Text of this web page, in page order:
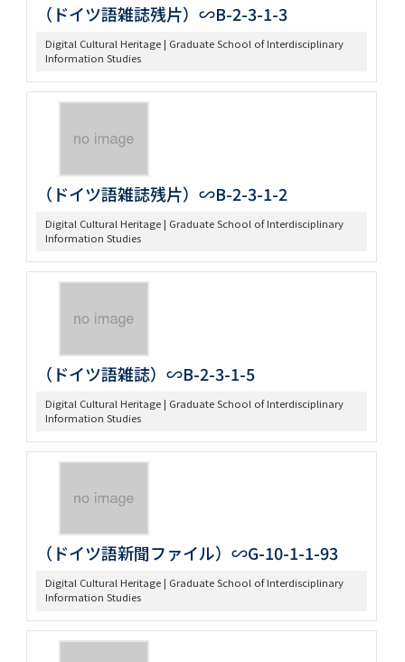
（ドイツ語雑誌残片）∽B-2-3-1-3
Digital Cultural Heritage | Graduate School of Interdisciplinary
Information Studies
（ドイツ語雑誌残片）∽B-2-3-1-2
Digital Cultural Heritage | Graduate School of Interdisciplinary
Information Studies
（ドイツ語雑誌）∽B-2-3-1-5
Digital Cultural Heritage | Graduate School of Interdisciplinary
Information Studies
（ドイツ語新聞ファイル）∽G-10-1-1-93
Digital Cultural Heritage | Graduate School of Interdisciplinary
Information Studies